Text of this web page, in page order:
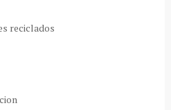
reciclados